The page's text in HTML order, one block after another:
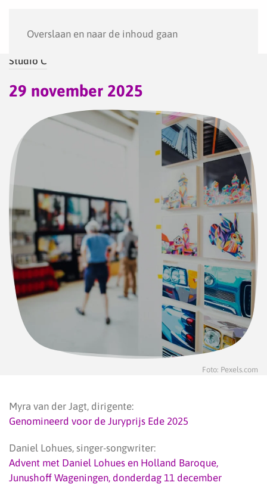
Overslaan en naar de inhoud gaan
Studio C
29 november 2025
Foto: Pexels.com
Myra van der Jagt, dirigente:
Genomineerd voor de Juryprijs Ede 2025
Daniel Lohues, singer-songwriter:
Advent met Daniel Lohues en Holland Baroque,
Junushoff Wageningen, donderdag 11 december